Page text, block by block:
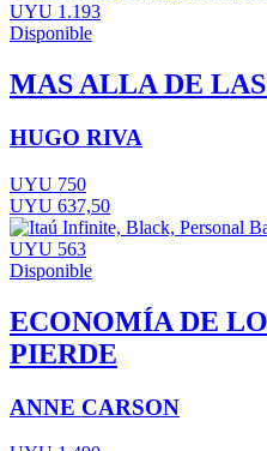
UYU 1.193
Disponible
MAS ALLA DE
HUGO RIVA
UYU 750
UYU 637,50
UYU 563
Disponible
ECONOMÍA DE
PIERDE
ANNE CARSON